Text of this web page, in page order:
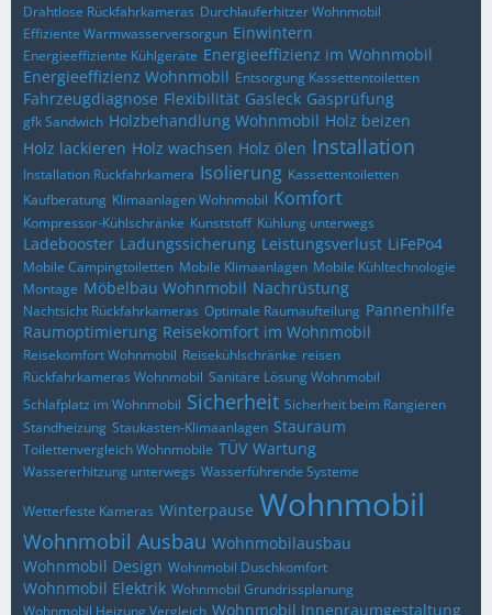
Drahtlose Rückfahrkameras Durchlauferhitzer Wohnmobil
Effiziente Warmwasserversorgun Einwintern
Energieeffiziente Kühlgeräte Energieeffizienz im Wohnmobil
Energieeffizienz Wohnmobil Entsorgung Kassettentoiletten
Fahrzeugdiagnose Flexibilität Gasleck Gasprüfung
gfk Sandwich Holzbehandlung Wohnmobil Holz beizen
Holz lackieren Holz wachsen Holz ölen Installation
Installation Rückfahrkamera Isolierung Kassettentoiletten
Kaufberatung Klimaanlagen Wohnmobil Komfort
Kompressor-Kühlschränke Kunststoff Kühlung unterwegs
Ladebooster Ladungssicherung Leistungsverlust LiFePo4
Mobile Campingtoiletten Mobile Klimaanlagen Mobile Kühltechnologie
Montage Möbelbau Wohnmobil Nachrüstung
Nachtsicht Rückfahrkameras Optimale Raumaufteilung Pannenhilfe
Raumoptimierung Reisekomfort im Wohnmobil
Reisekomfort Wohnmobil Reisekühlschränke reisen
Rückfahrkameras Wohnmobil Sanitäre Lösung Wohnmobil
Schlafplatz im Wohnmobil Sicherheit Sicherheit beim Rangieren
Standheizung Staukasten-Klimaanlagen Stauraum
Toilettenvergleich Wohnmobile TÜV Wartung
Wassererhitzung unterwegs Wasserführende Systeme
Wetterfeste Kameras Winterpause Wohnmobil
Wohnmobil Ausbau Wohnmobilausbau
Wohnmobil Design Wohnmobil Duschkomfort
Wohnmobil Elektrik Wohnmobil Grundrissplanung
Wohnmobil Heizung Vergleich Wohnmobil Innenraumgestaltung